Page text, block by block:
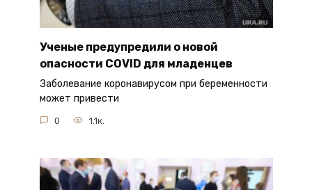
Ученые предупредили о новой
опасности COVID для младенцев
Заболевание коронавирусом при беременности
может привести
0 1.1к.